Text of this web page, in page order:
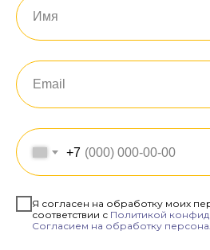
+7
Я согласен на обработку моих
соответствии с Политикой
Согласием на обработку